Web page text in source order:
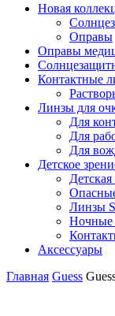
Новая
Оправы
Оправы
Контактные
Линзы для
Для
Для
Для
Детское
Линзы
Ночные
Аксессуары
Главная Guess